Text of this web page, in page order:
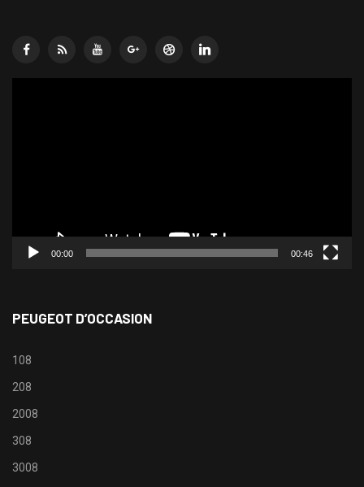
00:00 00:46
PEUGEOT D’OCCASION
108
208
2008
308
3008